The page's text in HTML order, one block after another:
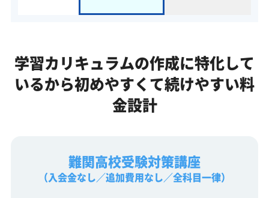
学習カリキュラムの作成に特化して
いるから初めやすくて続けやすい料
金設計
難関高校受験対策講座
（入会金なし／追加費用なし／全科目一律）